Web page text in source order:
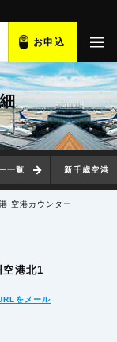
お申込
一覧 新千歳空港
空港カウンター
港北1
をメール